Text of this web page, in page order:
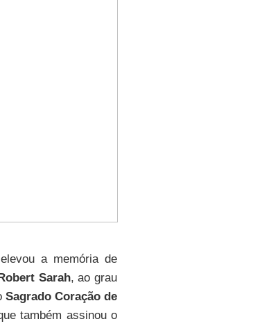
elevou a memória de
Sarah, ao grau
Sagrado Coração de
também assinou o